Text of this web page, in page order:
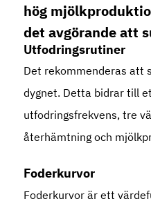
hög
det avgörande att
Utfodringsrutiner
Det rekommenderas att
dygnet. Detta bidrar till
utfodringsfrekvens, tre
återhämtning och
Foderkurvor
Foderkurvor är ett